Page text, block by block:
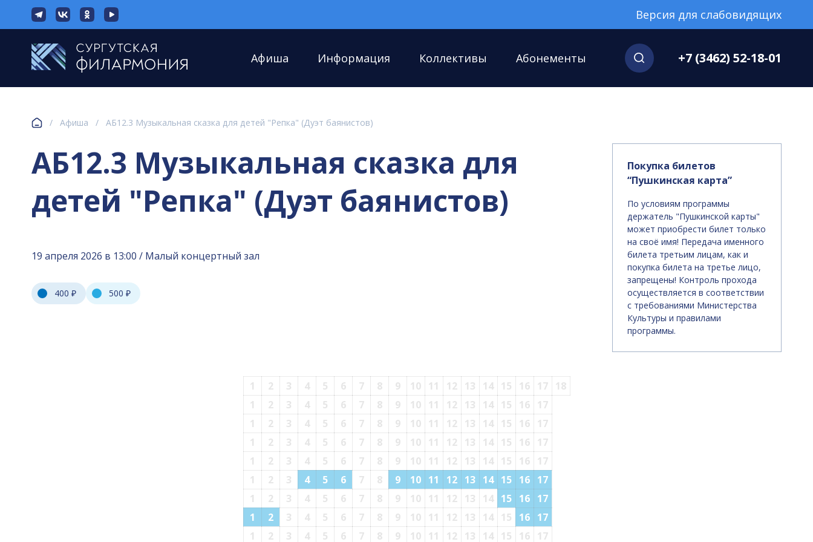
Версия для слабовидящих
Афиша Информация Коллективы Абонементы +7 (3462) 52-18-01
/ Афиша / АБ12.3 Музыкальная сказка для детей "Репка" (Дуэт баянистов)
АБ12.3 Музыкальная сказка для
детей "Репка" (Дуэт баянистов)
19 апреля 2026 в 13:00 / Малый концертный зал
400 ₽ 500 ₽
Покупка билетов
“Пушкинская карта”
По условиям программы
держатель "Пушкинской карты"
может приобрести билет только
на своё имя! Передача именного
билета третьим лицам, как и
покупка билета на третье лицо,
запрещены! Контроль прохода
осуществляется в соответствии
с требованиями Министерства
Культуры и правилами
программы.
1 2 3 4 5 6 7 8 9 10 11 12 13 14 15 16 17
18
1
2 3 4 5 6 7 8 9 10 11 12 13 14 15 16
17
1
2 3 4 5 6 7 8 9 10 11 12 13 14 15 16
17
1
2 3 4 5 6 7 8 9 10 11 12 13 14 15 16
17
1
2 3 4 5 6 7 8 9 10 11 12 13 14 15 16
17
1
2 3 4 5 6 7 8 9 10 11 12 13 14 15 16 17
1
2 3 4 5 6 7 8 9 10 11 12 13 14 15 16 17
1
2 3 4 5 6 7 8 9 10 11 12 13 14 15 16 17
1
2 3 4 5 6 7 8 9 10 11 12 13 14 15 16
17